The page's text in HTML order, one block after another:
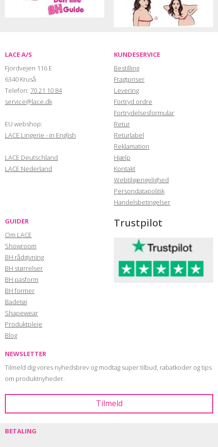
LACE A/S
Fjordvejen 116 E
6340 Kruså
Telefon: 70 21 10 84
service@lace.dk
EU webshop:
LACE Lingerie - in English
LACE Deutschland
LACE Nederland
KUNDESERVICE
Bestilling
Fragtpriser
Levering
Fortryd ordre
Fortrydelsesformular
Retur
Returlabel
Reklamation
Hjælp
Kontakt
Webtilgængelighed
Persondatapolitik
Handelsbetingelser
GUIDER
Om LACE
Showroom
BH rådgivning
BH størrelser
BH pasform
BH former
Badetøj
Shapewear
Produktpleje
Blog
Trustpilot
NEWSLETTER
Tilmeld dig vores nyhedsbrev og modtag super tilbud, rabatkoder og tips
om produktnyheder.
BETALING